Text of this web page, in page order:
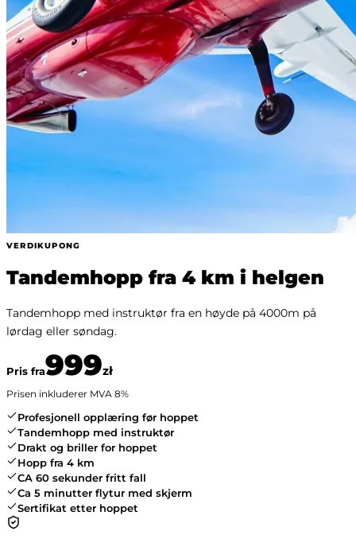
VERDIKUPONG
Tandemhopp fra 4 km i helgen
Tandemhopp med instruktør fra en høyde på 4000m på
lørdag eller søndag.
Pris fra999zł
Prisen inkluderer MVA 8%
Profesjonell opplæring før hoppet
Tandemhopp med instruktør
Drakt og briller for hoppet
Hopp fra 4 km
CA 60 sekunder fritt fall
Ca 5 minutter flytur med skjerm
Sertifikat etter hoppet